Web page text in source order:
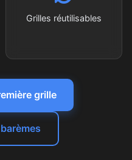
Grilles réutilisables
grille